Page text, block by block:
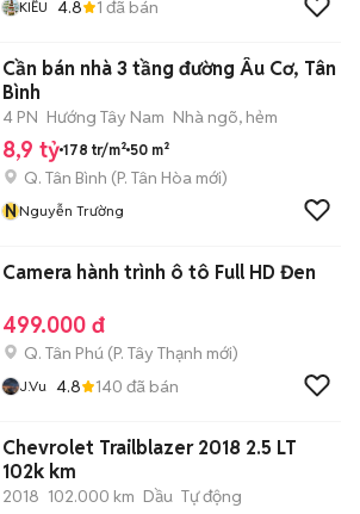
KIỀU 4.8 1 đã bán
Cần bán nhà 3 tầng đường Âu Cơ, Tân
Bình
4 PN Hướng Tây Nam Nhà ngõ, hẻm
8,9 tỷ 178 tr/m² 50 m²
Q. Tân Bình (P. Tân Hòa mới)
NNguyễn Trường
Camera hành trình ô tô Full HD Đen
499.000 đ
Q. Tân Phú (P. Tây Thạnh mới)
J.Vu 4.8 140 đã bán
Chevrolet Trailblazer 2018 2.5 LT
102k km
2018 102.000 km Dầu Tự động